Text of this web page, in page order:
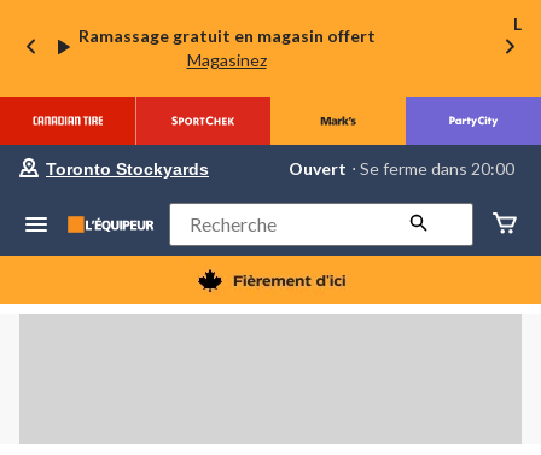
Ramassage gratuit en magasin offert
Magasinez
La
votre
préféré
Toronto
Stockyards,
courament
Ouvert,
Se
Toronto Stockyards Ouvert ⋅ Se ferme dans 20:00
Rechercher